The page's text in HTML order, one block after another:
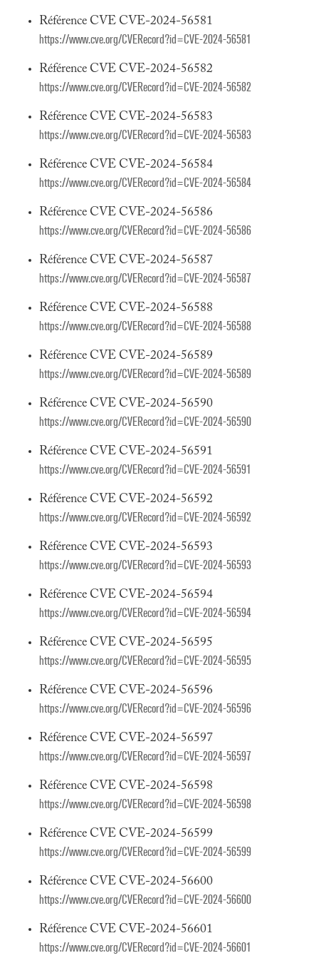
Référence CVE CVE-2024-56581
https://www.cve.org/CVERecord?id=CVE-2024-56581
Référence CVE CVE-2024-56582
https://www.cve.org/CVERecord?id=CVE-2024-56582
Référence CVE CVE-2024-56583
https://www.cve.org/CVERecord?id=CVE-2024-56583
Référence CVE CVE-2024-56584
https://www.cve.org/CVERecord?id=CVE-2024-56584
Référence CVE CVE-2024-56586
https://www.cve.org/CVERecord?id=CVE-2024-56586
Référence CVE CVE-2024-56587
https://www.cve.org/CVERecord?id=CVE-2024-56587
Référence CVE CVE-2024-56588
https://www.cve.org/CVERecord?id=CVE-2024-56588
Référence CVE CVE-2024-56589
https://www.cve.org/CVERecord?id=CVE-2024-56589
Référence CVE CVE-2024-56590
https://www.cve.org/CVERecord?id=CVE-2024-56590
Référence CVE CVE-2024-56591
https://www.cve.org/CVERecord?id=CVE-2024-56591
Référence CVE CVE-2024-56592
https://www.cve.org/CVERecord?id=CVE-2024-56592
Référence CVE CVE-2024-56593
https://www.cve.org/CVERecord?id=CVE-2024-56593
Référence CVE CVE-2024-56594
https://www.cve.org/CVERecord?id=CVE-2024-56594
Référence CVE CVE-2024-56595
https://www.cve.org/CVERecord?id=CVE-2024-56595
Référence CVE CVE-2024-56596
https://www.cve.org/CVERecord?id=CVE-2024-56596
Référence CVE CVE-2024-56597
https://www.cve.org/CVERecord?id=CVE-2024-56597
Référence CVE CVE-2024-56598
https://www.cve.org/CVERecord?id=CVE-2024-56598
Référence CVE CVE-2024-56599
https://www.cve.org/CVERecord?id=CVE-2024-56599
Référence CVE CVE-2024-56600
https://www.cve.org/CVERecord?id=CVE-2024-56600
Référence CVE CVE-2024-56601
https://www.cve.org/CVERecord?id=CVE-2024-56601